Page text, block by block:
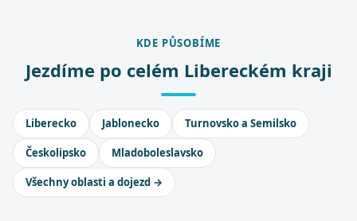
KDE PŮSOBÍME
Jezdíme po celém Libereckém kraji
Liberecko Jablonecko Turnovsko a Semilsko
Českolipsko Mladoboleslavsko
Všechny oblasti a dojezd →